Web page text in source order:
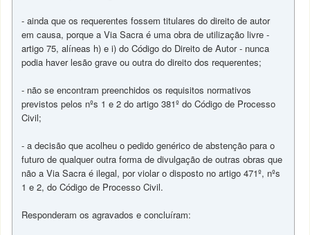
- ainda que os requerentes fossem titulares do direito de autor
em causa, porque a Via Sacra é uma obra de utilização livre -
artigo 75, alíneas h) e i) do Código do Direito de Autor - nunca
podia haver lesão grave ou outra do direito dos requerentes;
- não se encontram preenchidos os requisitos normativos
previstos pelos nºs 1 e 2 do artigo 381º do Código de Processo
Civil;
- a decisão que acolheu o pedido genérico de abstenção para o
futuro de qualquer outra forma de divulgação de outras obras que
não a Via Sacra é ilegal, por violar o disposto no artigo 471º, nºs
1 e 2, do Código de Processo Civil.
Responderam os agravados e concluíram: